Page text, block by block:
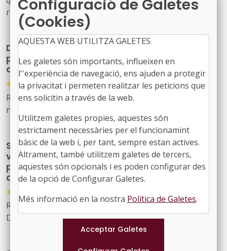
reguladores que han de regir els ajuts a les entitats
locals per a la redacció del plànol de delimitació o del Pla
de prevenció d'incendis forestals
Directrius i criteris comuns dels plans anuals
per a la prevenció, vigilància i extinció
d’incendis forestals
●
02/09/2025
Reial decret 716/2025, de 26 d’agost, publicat al BOE
núm. 208, de 29/08/2025
Subvencions per al tractament de la
vegetació en urbanitzacions i nuclis de
població afectats per la Llei 5/2003, de 22
d'abril, corresponents a l'any 2025
●
Resolució ARP/3150/2025, de 18 de juliol, publicada al
DOGC núm. 9485, de 25/08/2025
Configuració de Galetes
(Cookies)
AQUESTA WEB UTILITZA GALETES
Les galetes són importants, influeixen en
l''experiència de navegació, ens ajuden a protegir
la privacitat i permeten realitzar les peticions que
ens solicitin a través de la web.
Utilitzem galetes propies, aquestes són
estrictament necessàries per el funcionamint
bàsic de la web i, per tant, sempre estan actives.
Altrament, també utilitzem galetes de tercers,
aquestes són opcionals i es poden configurar des
de la opció de Configurar Galetes.
Més informació en la nostra Política de Galetes.